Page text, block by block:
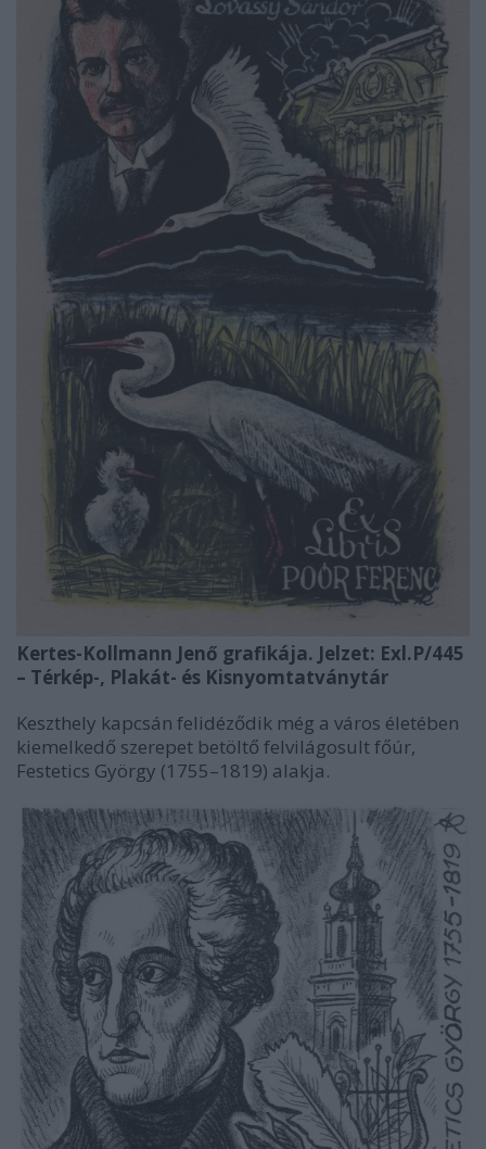
Kertes-Kollmann Jenő grafikája. Jelzet: Exl.P/445
– Térkép-, Plakát- és Kisnyomtatványtár
Keszthely kapcsán felidéződik még a város életében
kiemelkedő szerepet betöltő felvilágosult főúr,
Festetics György (1755–1819) alakja.